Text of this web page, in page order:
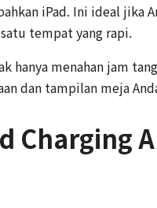
iPad. Ini ideal jika
tempat yang rapi.
hanya menahan jam
dan tampilan meja
Charging